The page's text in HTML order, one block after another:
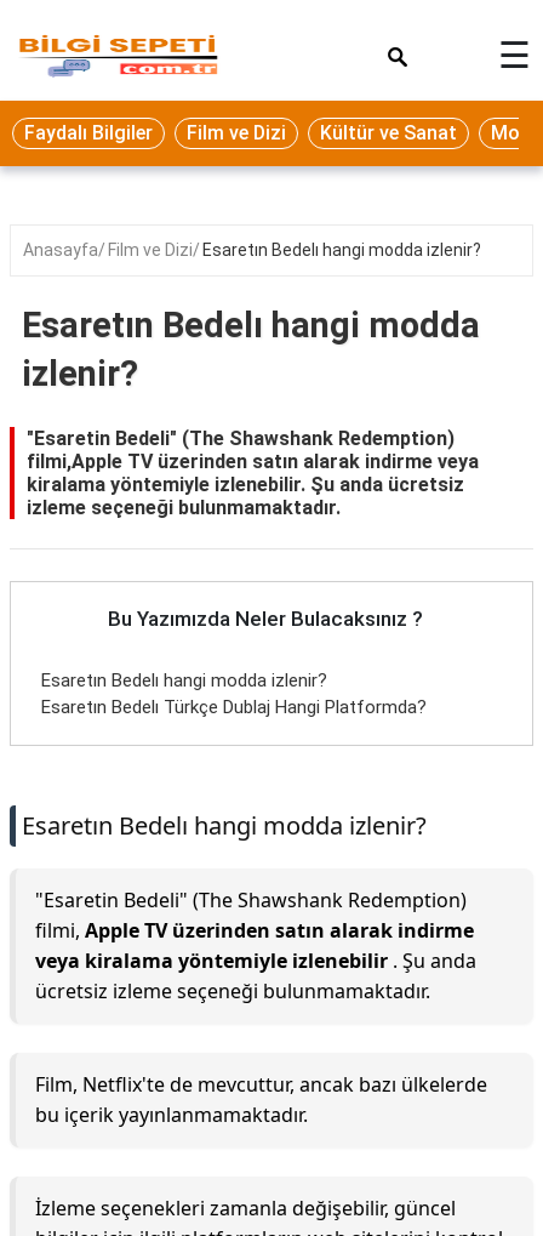
Eğitim
Ekonomi
Seyahat
Oyun
Yaşam
Hukuk
Blog
☰
Faydalı Bilgiler Film ve Dizi Kültür ve Sanat
Anasayfa Film ve Dizi Esaretın Bedelı hangi modda izlenir?
Esaretın Bedelı hangi modda
izlenir?
"Esaretin Bedeli" (The Shawshank Redemption)
filmi,Apple TV üzerinden satın alarak indirme veya
kiralama yöntemiyle izlenebilir. Şu anda ücretsiz
izleme seçeneği bulunmamaktadır.
Bu Yazımızda Neler Bulacaksınız ?
Esaretın Bedelı hangi modda izlenir?
Esaretın Bedelı Türkçe Dublaj Hangi Platformda?
Esaretın Bedelı hangi modda izlenir?
"Esaretin Bedeli" (The Shawshank Redemption)
filmi, Apple TV üzerinden satın alarak indirme
veya kiralama yöntemiyle izlenebilir . Şu anda
ücretsiz izleme seçeneği bulunmamaktadır.
Film, Netflix'te de mevcuttur, ancak bazı ülkelerde
bu içerik yayınlanmamaktadır.
İzleme seçenekleri zamanla değişebilir, güncel